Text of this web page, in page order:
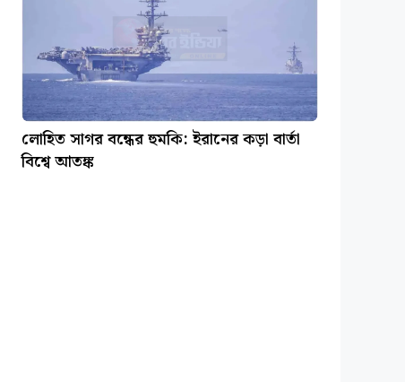
লোহিত সাগর বন্ধের হুমকি: ইরানের কড়া বার্তা
বিশ্বে আতঙ্ক